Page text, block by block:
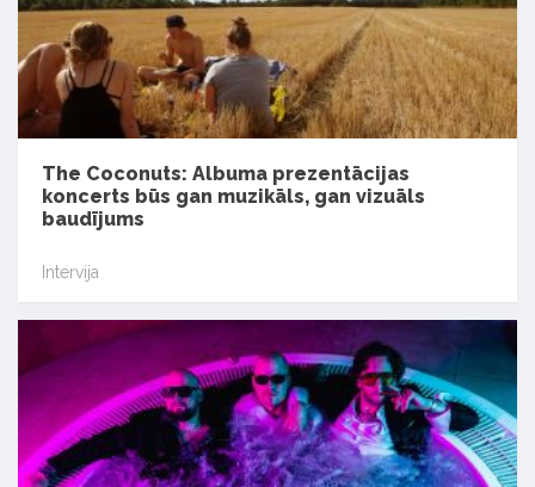
The Coconuts: Albuma prezentācijas
koncerts būs gan muzikāls, gan vizuāls
baudījums
Intervija